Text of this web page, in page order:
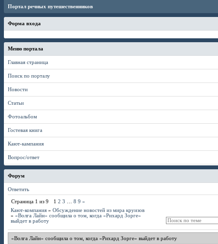
Портал речных путешественников
Форма входа
Меню портала
Главная страница
Поиск по порталу
Новости
Статьи
Фотоальбом
Гостевая книга
Кают-кампания
Вопрос/ответ
Форум
Ответить
Страница 1 из 9 1 2 3 8 9 »
Кают-компания » Обсуждение новостей из мира круизов
» «Волга Лайн» сообщила о том, когда «Рихард Зорге»
выйдет в работу
«Волга Лайн» сообщила о том, когда «Рихард Зорге» выйдет в работу